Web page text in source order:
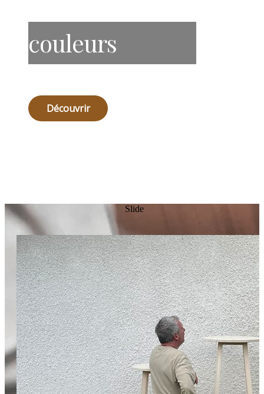
couleurs
Découvrir
Slide